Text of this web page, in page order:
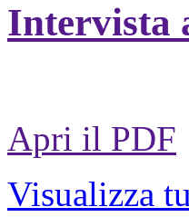
Intervista
Apri il PDF
Visualizza